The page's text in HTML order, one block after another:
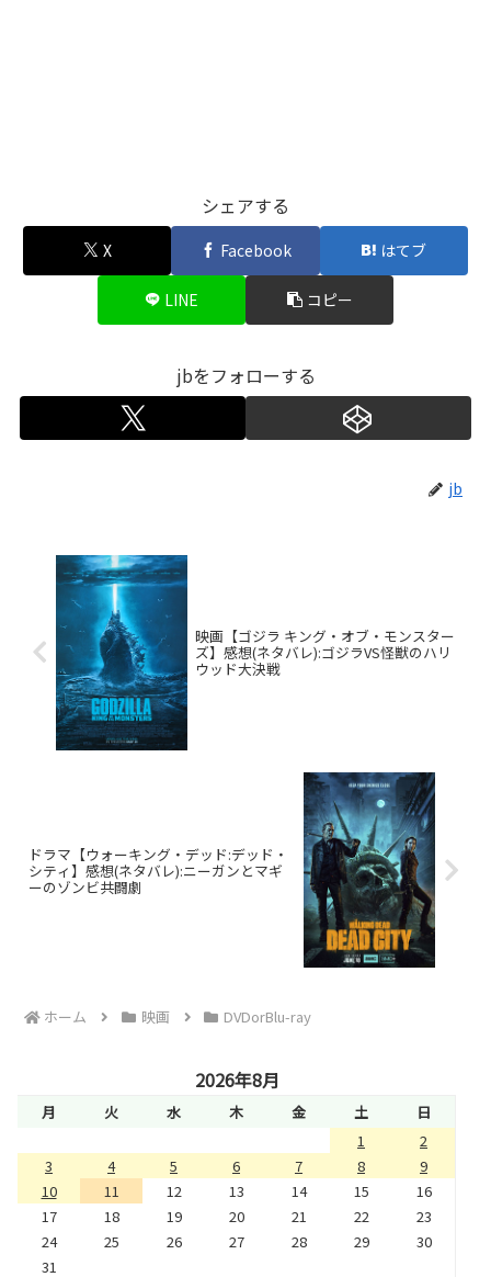
シェアする
X Facebook はてブ
LINE コピー
jbをフォローする
jb
映画【ゴジラ キング・オブ・モンスター
ズ】感想(ネタバレ):ゴジラVS怪獣のハリ
ウッド大決戦
ドラマ【ウォーキング・デッド:デッド・
シティ】感想(ネタバレ):ニーガンとマギ
ーのゾンビ共闘劇
ホーム 映画 DVDorBlu-ray
2026年8月
月 火 水 木 金 土
日
1
2
3
4 5 6 7 8
9
10
11 12 13 14 15
16
17
18 19 20 21 22
23
24
25 26 27 28 29
30
31